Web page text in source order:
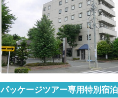
パッケージツアー専用特別宿